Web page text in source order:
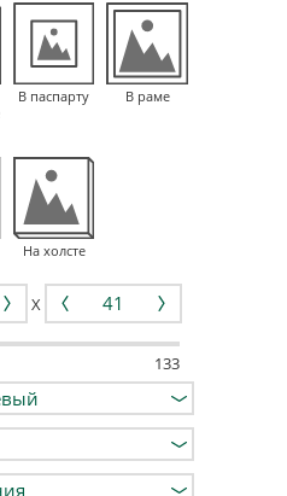
В паспарту В раме
На холсте
X
133